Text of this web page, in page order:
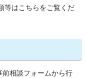
等はこちらをご覧くだ
相談フォームから行